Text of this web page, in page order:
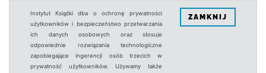
Instytut Książki dba o ochronę prywatności
użytkowników i bezpieczeństwo przetwarzania
ich danych osobowych oraz stosuje
odpowiednie rozwiązania technologiczne
zapobiegające ingerencji osób trzecich w
prywatność użytkowników. Używamy także
ZAMKNIJ